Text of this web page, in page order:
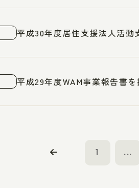
平成30年度居住支援法人活動
平成29年度WAM事業報告書
1 ...